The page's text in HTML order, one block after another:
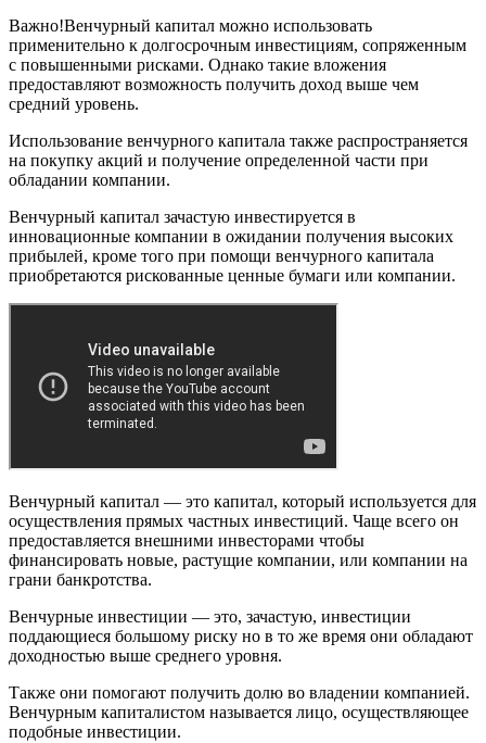
Важно!Венчурный капитал можно использовать
применительно к долгосрочным инвестициям, сопряженным
с повышенными рисками. Однако такие вложения
предоставляют возможность получить доход выше чем
средний уровень.
Использование венчурного капитала также распространяется
на покупку акций и получение определенной части при
обладании компании.
Венчурный капитал зачастую инвестируется в
инновационные компании в ожидании получения высоких
прибылей, кроме того при помощи венчурного капитала
приобретаются рискованные ценные бумаги или компании.
Венчурный капитал — это капитал, который используется для
осуществления прямых частных инвестиций. Чаще всего он
предоставляется внешними инвесторами чтобы
финансировать новые, растущие компании, или компании на
грани банкротства.
Венчурные инвестиции — это, зачастую, инвестиции
поддающиеся большому риску но в то же время они обладают
доходностью выше среднего уровня.
Также они помогают получить долю во владении компанией.
Венчурным капиталистом называется лицо, осуществляющее
подобные инвестиции.